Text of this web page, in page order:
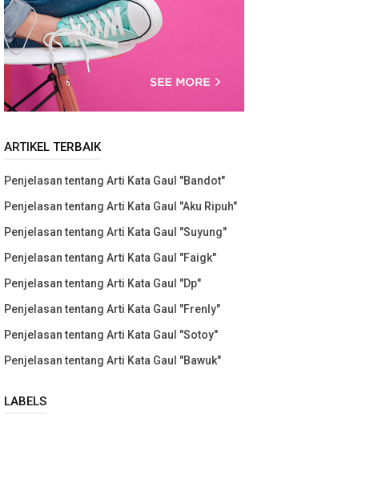
ARTIKEL TERBAIK
Penjelasan tentang Arti Kata Gaul "Bandot"
Penjelasan tentang Arti Kata Gaul "Aku Ripuh"
Penjelasan tentang Arti Kata Gaul "Suyung"
Penjelasan tentang Arti Kata Gaul "Faigk"
Penjelasan tentang Arti Kata Gaul "Dp"
Penjelasan tentang Arti Kata Gaul "Frenly"
Penjelasan tentang Arti Kata Gaul "Sotoy"
Penjelasan tentang Arti Kata Gaul "Bawuk"
LABELS